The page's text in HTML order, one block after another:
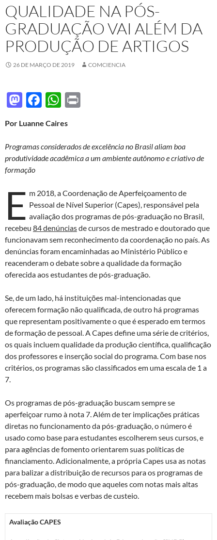
QUALIDADE NA PÓS-
GRADUAÇÃO VAI ALÉM DA
PRODUÇÃO DE ARTIGOS
26 DE MARÇO DE 2019 COMCIENCIA
M
to
d
o
n
F
e
b
o
k
W
at
s
A
p
Por Luanne Caires
Programas considerados de excelência no Brasil aliam boa
produtividade acadêmica a um ambiente autônomo e criativo de
formação
E m 2018, a Coordenação de Aperfeiçoamento de
Pessoal de Nível Superior (Capes), responsável pela
avaliação dos programas de pós-graduação no Brasil,
recebeu 84 denúnciasde cursos de mestrado e doutorado que
funcionavam sem reconhecimento da coordenação no país. As
denúncias foram encaminhadas ao Ministério Público e
reacenderam o debate sobre a qualidade da formação
oferecida aos estudantes de pós-graduação.
Se, de um lado, há instituições mal-intencionadas que
oferecem formação não qualificada, de outro há programas
que representam positivamente o que é esperado em termos
de formação de pessoal. A Capes define uma série de critérios,
os quais incluem qualidade da produção científica, qualificação
dos professores e inserção social do programa. Com base nos
critérios, os programas são classificados em uma escala de 1 a
7.
Os programas de pós-graduação buscam sempre se
aperfeiçoar rumo à nota 7. Além de ter implicações práticas
diretas no funcionamento da pós-graduação, o número é
usado como base para estudantes escolherem seus cursos, e
para agências de fomento orientarem suas políticas de
financiamento. Adicionalmente, a própria Capes usa as notas
para balizar a distribuição de recursos para os programas de
pós-graduação, de modo que aqueles com notas mais altas
recebem mais bolsas e verbas de custeio.
Avaliação CAPES